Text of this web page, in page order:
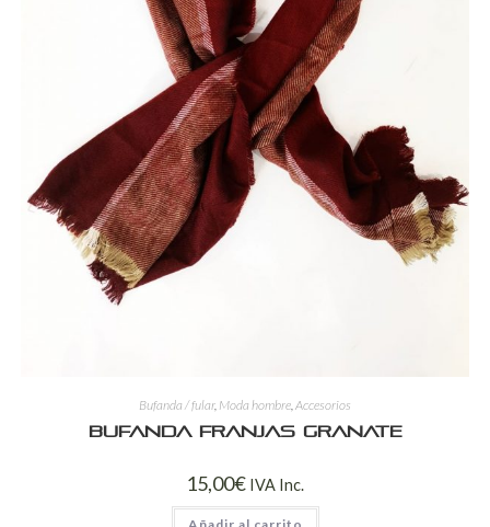
Bufanda / fular, Moda hombre,Accesorios
Bufanda franjas granate
15,00€ IVA Inc.